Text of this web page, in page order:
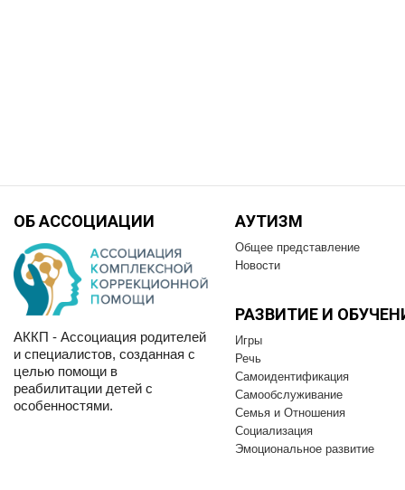
ОБ АССОЦИАЦИИ
АККП - Ассоциация родителей
и специалистов, созданная с
целью помощи в
реабилитации детей с
особенностями.
АУТИЗМ
Общее представление
Новости
РАЗВИТИЕ И
Игры
Речь
Самоидентификация
Самообслуживание
Семья и Отношения
Социализация
Эмоциональное развитие